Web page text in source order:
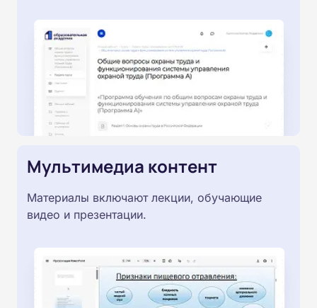
Мультимедиа контент
Материалы включают лекции, обучающие
видео и презентации.